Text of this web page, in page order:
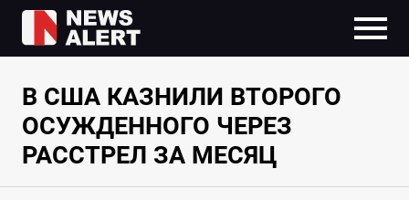
В США КАЗНИЛИ ВТОРОГО
ОСУЖДЕННОГО ЧЕРЕЗ
РАССТРЕЛ ЗА МЕСЯЦ